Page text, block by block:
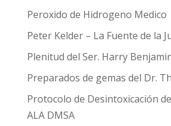
Peroxido de Hidrogeno Medico
Peter Kelder – La Fuente de la
Plenitud del Ser. Harry
Preparados de gemas del Dr.
Protocolo de Desintoxicación
ALA DMSA